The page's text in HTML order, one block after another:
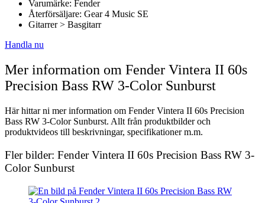
Varumärke: Fender
Återförsäljare: Gear 4 Music SE
Gitarrer > Basgitarr
Handla nu
Mer information om Fender Vintera II 60s
Precision Bass RW 3-Color Sunburst
Här hittar ni mer information om Fender Vintera II 60s Precision
Bass RW 3-Color Sunburst. Allt från produktbilder och
produktvideos till beskrivningar, specifikationer m.m.
Fler bilder: Fender Vintera II 60s Precision Bass RW 3-
Color Sunburst